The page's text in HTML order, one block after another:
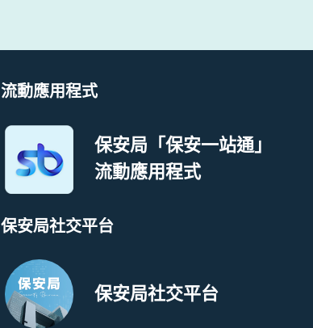
流動應用程式
保安局「保安一站通」
流動應用程式
保安局社交平台
保安局社交平台